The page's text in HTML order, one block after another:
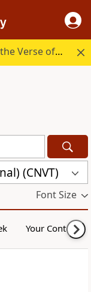
Start your day in God's Word with the Verse of the Day.
(CNVT)
Font Size
Your Content